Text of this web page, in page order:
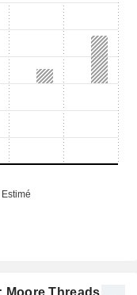
Moore Threads